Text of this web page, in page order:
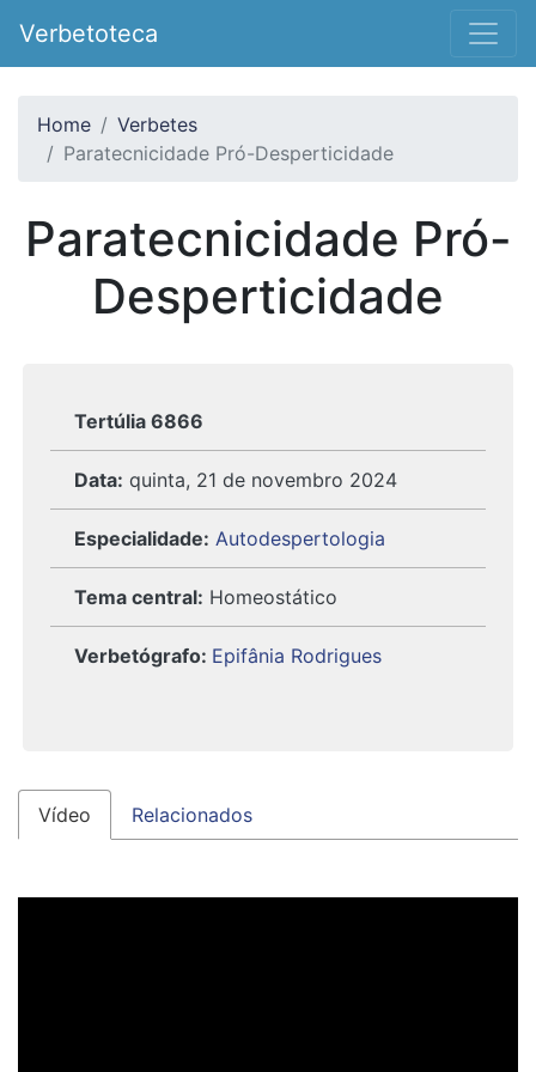
Verbetoteca
Home
Verbetes
Paratecnicidade Pró-Desperticidade
Paratecnicidade Pró-
Desperticidade
Tertúlia 6866
Data: quinta, 21 de novembro 2024
Especialidade: Autodespertologia
Tema central: Homeostático
Verbetógrafo: Epifânia Rodrigues
Vídeo Relacionados